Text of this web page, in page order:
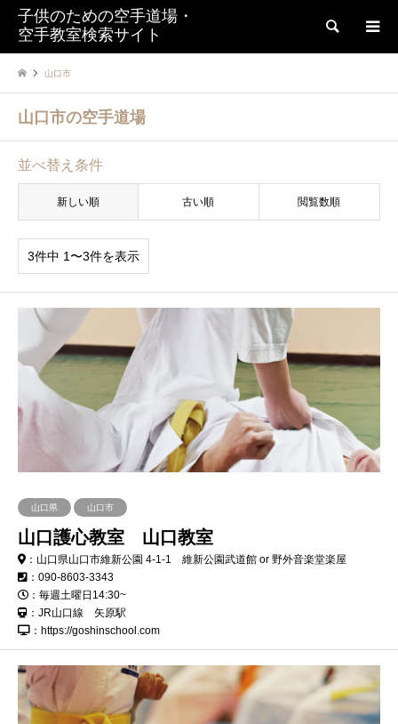
子供のための空手道場・
空手教室検索サイト
検索
山口市
山口市の空手道場
並べ替え条件
新しい順 古い順 閲覧数順
3件中 1〜3件を表示
山口県 山口市
山口護心教室 山口教室
：山口県山口市維新公園 4-1-1 維新公園武道館 or 野外音楽堂楽屋
：090-8603-3343
：毎週土曜日14:30~
：JR山口線 矢原駅
：https://goshinschool.com